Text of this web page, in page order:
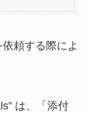
頼する際によ
は、「添付